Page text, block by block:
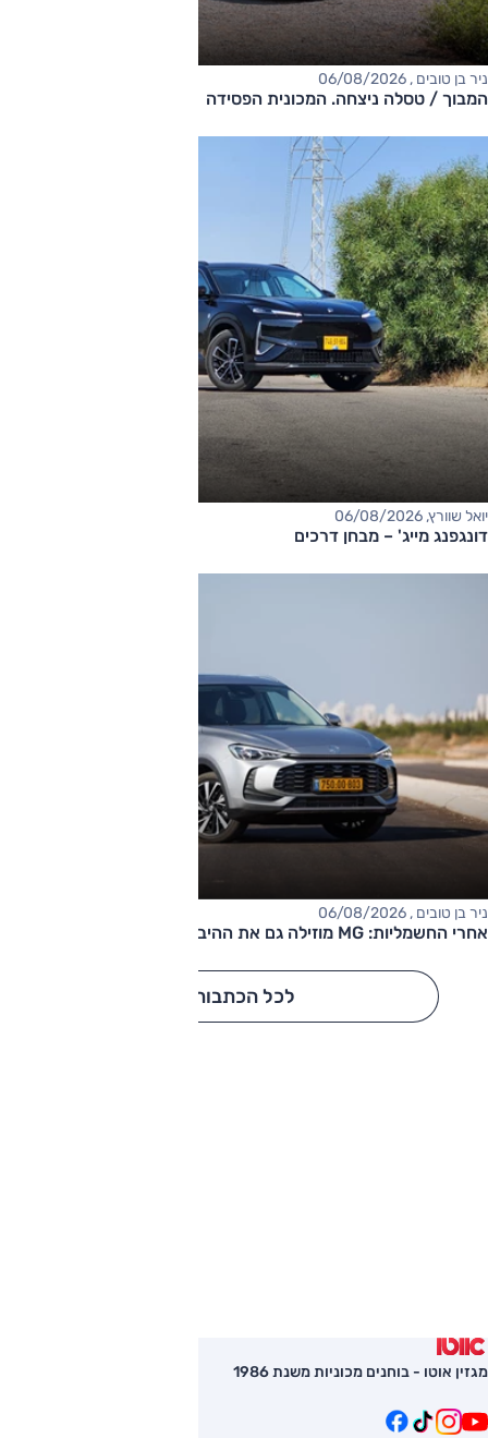
ניר בן טובים , 06/08/2026
המבוך / טסלה ניצחה. המכונית הפסידה
יואל שוורץ, 06/08/2026
דונגפנג מייג' – מבחן דרכים
ניר בן טובים , 06/08/2026
אחרי החשמליות: MG מוזילה גם את ההיברידיות
לכל הכתבות
מגזין אוטו - בוחנים מכוניות משנת 1986